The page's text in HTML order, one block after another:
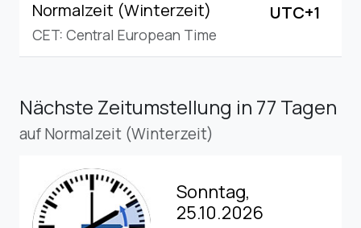
Normalzeit (Winterzeit)
CET: Central European Time
UTC+1
Nächste Zeitumstellung in 77 Tagen
auf Normalzeit (Winterzeit)
Sonntag,
25.10.2026